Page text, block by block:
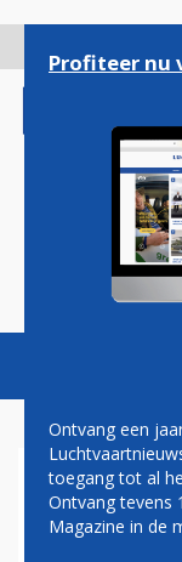
gaan
Magazine
Profiteer nu
Ontvang een
toegang tot al
Ontvang tevens
Magazine in de